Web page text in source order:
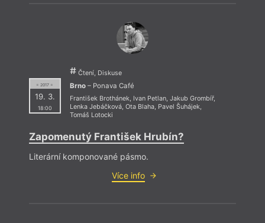
= 2017 =
19. 3.
18:00
Čtení, Diskuse
Brno– Ponava Café
František Brothánek, Ivan Petlan, Jakub Grombíř,
Lenka Jebáčková, Ota Blaha, Pavel Šuhájek,
Tomáš Lotocki
Zapomenutý František Hrubín?
Literární komponované pásmo.
Více info